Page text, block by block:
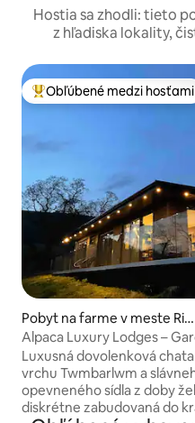
Hostia sa zhodli: tieto
z hľadiska lokality,
Najobľúbenejšie medzi
Obľúbené medzi hosťami
Pobyt na farme v meste Ris
ca
Alpaca Luxury Lodges –
Cabin
Luxusná dovolenková
vrchu Twmbarlwm a
opevneného sídla z doby
diskrétne zabudovaná do